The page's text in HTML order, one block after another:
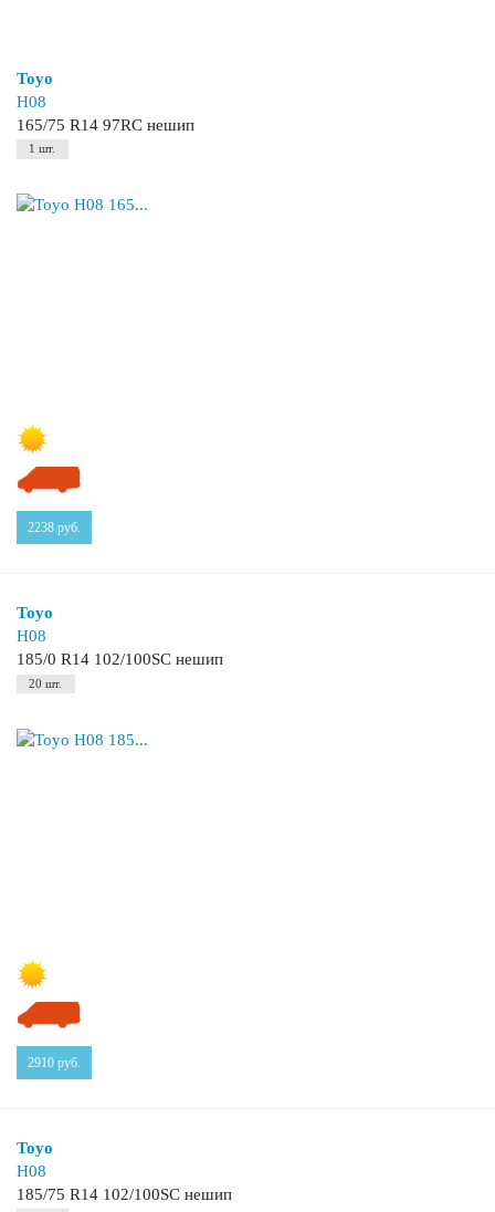
Toyo
H08
165/75 R14 97RC нешип
1 шт.
2238 руб.
Toyo
H08
185/0 R14 102/100SC нешип
20 шт.
2910 руб.
Toyo
H08
185/75 R14 102/100SC нешип